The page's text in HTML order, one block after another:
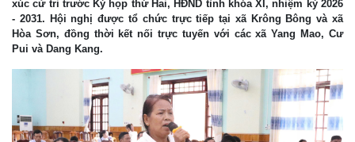
xúc cử tri trước Kỳ họp thứ Hai, HĐND tỉnh khóa XI, nhiệm kỳ 2026
- 2031. Hội nghị được tổ chức trực tiếp tại xã Krông Bông và xã
Hòa Sơn, đồng thời kết nối trực tuyến với các xã Yang Mao, Cư
Pui và Dang Kang.